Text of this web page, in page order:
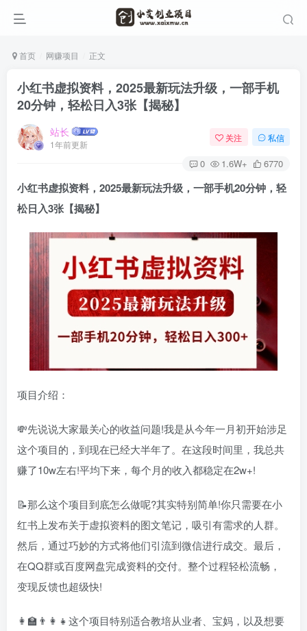
首页 网赚项目 正文
小红书虚拟资料，2025最新玩法升级，一部手机
20分钟，轻松日入3张【揭秘】
站长
1年前更新
关注 私信
0 1.6W+ 6770
小红书虚拟资料，2025最新玩法升级，一部手机20分钟，轻
松日入3张【揭秘】
项目介绍：
💸先说说大家最关心的收益问题!我是从今年一月初开始涉足
这个项目的，到现在已经大半年了。在这段时间里，我总共
赚了10w左右!平均下来，每个月的收入都稳定在2w+!
📝那么这个项目到底怎么做呢?其实特别简单!你只需要在小
红书上发布关于虚拟资料的图文笔记，吸引有需求的人群。
然后，通过巧妙的方式将他们引流到微信进行成交。最后，
在QQ群或百度网盘完成资料的交付。整个过程轻松流畅，
变现反馈也超级快!
👩‍🏫👨‍👩‍👧这个项目特别适合教培从业者、宝妈，以及想要